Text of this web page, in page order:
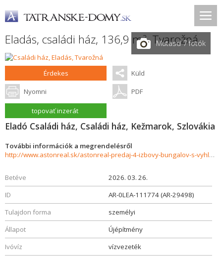
Eladás, családi ház, 136,9 m2,Tvarožná
Mutasd 7 fotók
Érdekes Küld
Nyomni PDF
topovať inzerát
Eladó Családi ház, Családi ház, Kežmarok, Szlovákia
További információk a megrendelésről
http://www.astonreal.sk/astonreal-predaj-4-izbovy-bungalov-s-vyhladom-na-tatry-pozemok-839m2-985882
Betéve
2026. 03. 26.
ID
AR-0LEA-111774 (AR-29498)
Tulajdon forma
személyi
Állapot
Újépítmény
Ivóvíz
vízvezeték